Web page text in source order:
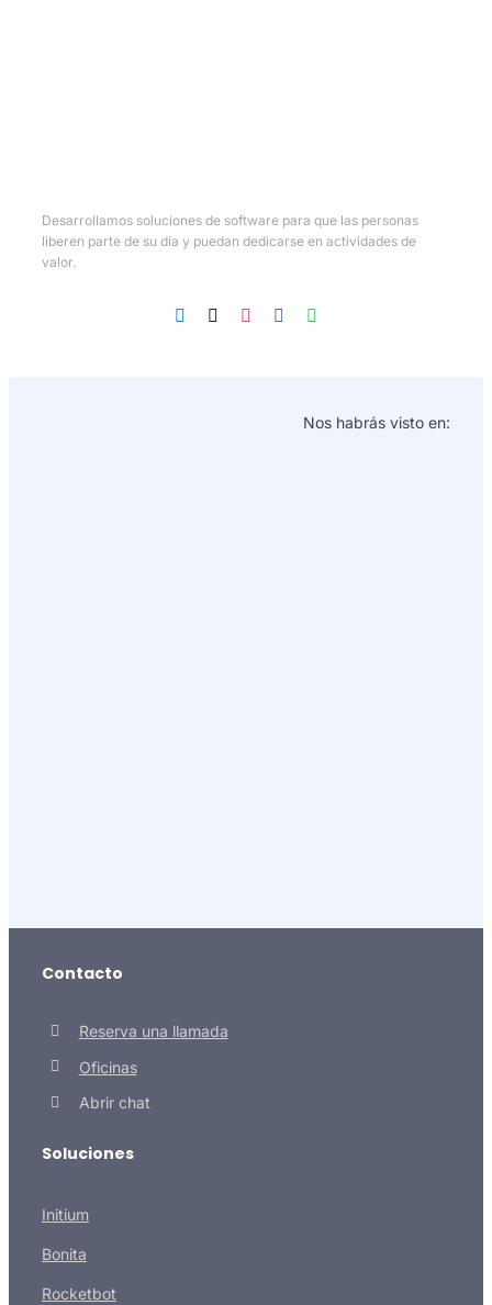
Desarrollamos soluciones de software para que las personas
liberen parte de su día y puedan dedicarse en actividades de
valor.
Nos habrás visto en:
Contacto
Reserva una llamada
Oficinas
Abrir chat
Soluciones
Initium
Bonita
Rocketbot